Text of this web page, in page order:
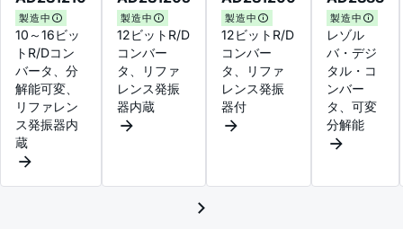
製造中
10～16ビッ
トR/Dコン
バータ、分
解能可変、
リファレン
ス発振器内
蔵
製造中
12ビットR/D
コンバー
タ、リファ
レンス発振
器内蔵
製造中
12ビットR/D
コンバー
タ、リファ
レンス発振
器付
製造中
レゾル
バ・デジ
タル・コ
ンバー
タ、可変
分解能